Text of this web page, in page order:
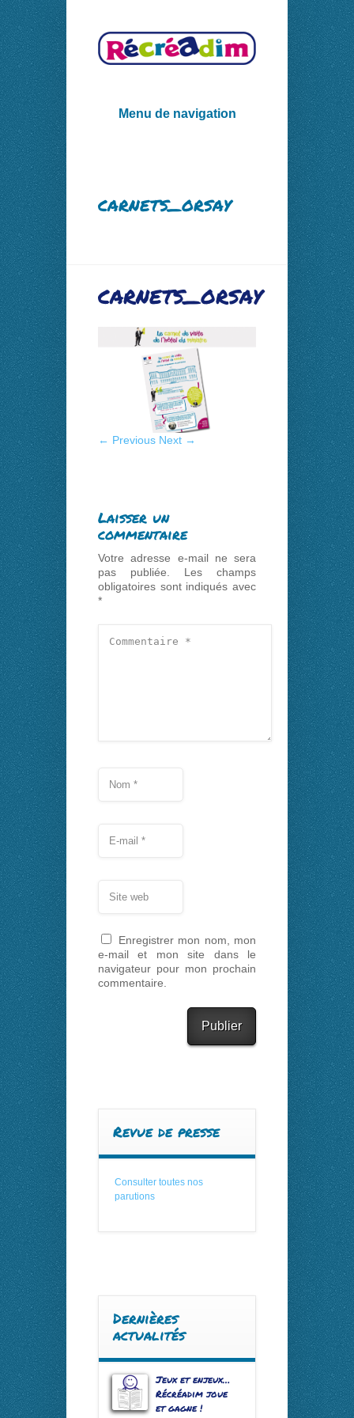
Menu de navigation
carnets_orsay
carnets_orsay
← Previous Next →
Laisser un
commentaire
Votre adresse e-mail ne sera
pas publiée.
Les champs
obligatoires sont indiqués avec
*
Enregistrer mon nom, mon
e-mail et mon site dans le
navigateur pour mon prochain
commentaire.
Revue de presse
Consulter toutes nos
parutions
Dernières
actualités
Jeux et enjeux…
Récréadim joue
et gagne !